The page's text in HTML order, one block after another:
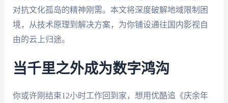
对抗文化孤岛的精神刚需。本文将深度破解地域限制困
境，从技术原理到解决方案，为你铺设通往国内影视自
由的云上归途。
当千里之外成为数字鸿沟
你或许刚结束12小时工作回到家，想用优酷追《庆余年